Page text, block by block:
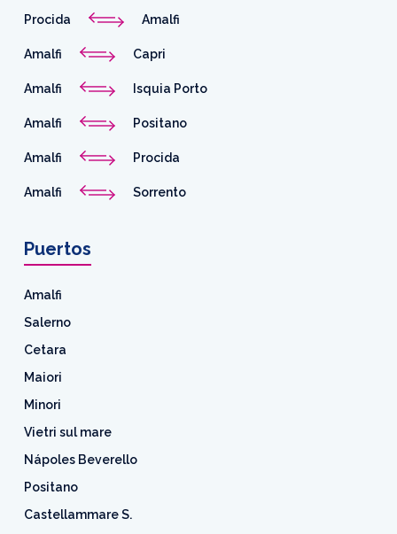
Procida Amalfi
Amalfi Capri
Amalfi Isquia Porto
Amalfi Positano
Amalfi Procida
Amalfi Sorrento
Puertos
Amalfi
Salerno
Cetara
Maiori
Minori
Vietri sul mare
Nápoles Beverello
Positano
Castellammare S.